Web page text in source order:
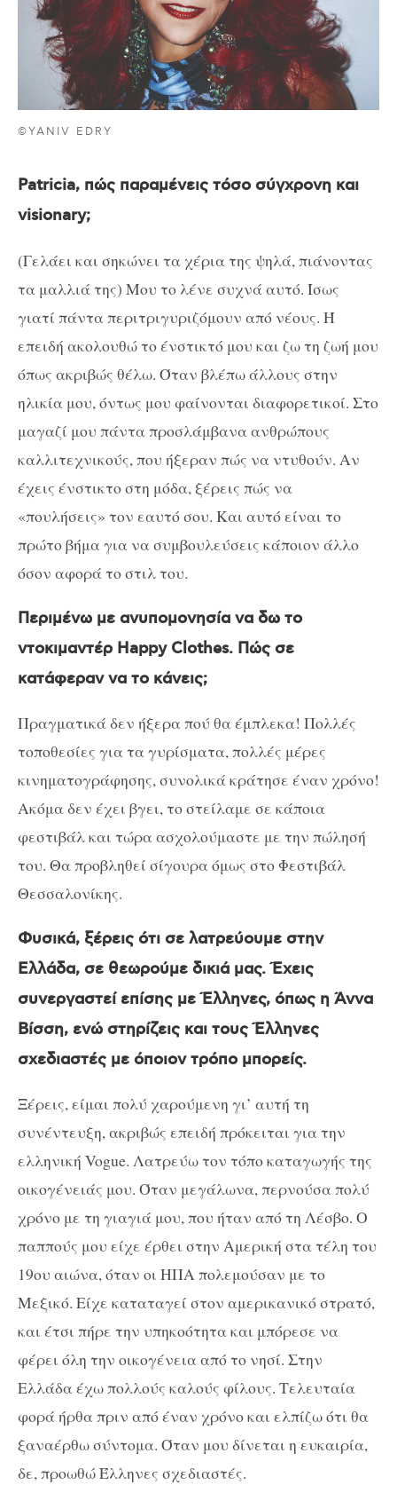
©YANIV EDRY
Patricia, πώς παραμένεις τόσο σύγχρονη και
visionary;
(Γελάει και σηκώνει τα χέρια της ψηλά, πιάνοντας
τα μαλλιά της) Mου το λένε συχνά αυτό. Ίσως
γιατί πάντα περιτριγυριζόμουν από νέους. Ή
επειδή ακολουθώ το ένστικτό μου και ζω τη ζωή μου
όπως ακριβώς θέλω. Όταν βλέπω άλλους στην
ηλικία μου, όντως μου φαίνονται διαφορετικοί. Στο
μαγαζί μου πάντα προσλάμβανα ανθρώπους
καλλιτεχνικούς, που ήξεραν πώς να ντυθούν. Αν
έχεις ένστικτο στη μόδα, ξέρεις πώς να
«πουλήσεις» τον εαυτό σου. Και αυτό είναι το
πρώτο βήμα για να συμβουλεύσεις κάποιον άλλο
όσον αφορά το στιλ του.
Περιμένω με ανυπομονησία να δω το
ντοκιμαντέρ Ηappy Clothes. Πώς σε
κατάφεραν να το κάνεις;
Πραγματικά δεν ήξερα πού θα έμπλεκα! Πολλές
τοποθεσίες για τα γυρίσματα, πολλές μέρες
κινηματογράφησης, συνολικά κράτησε έναν χρόνο!
Ακόμα δεν έχει βγει, το στείλαμε σε κάποια
φεστιβάλ και τώρα ασχολούμαστε με την πώλησή
του. Θα προβληθεί σίγουρα όμως στο Φεστιβάλ
Θεσσαλονίκης.
Φυσικά, ξέρεις ότι σε λατρεύουμε στην
Ελλάδα, σε θεωρούμε δικιά μας. Έχεις
συνεργαστεί επίσης με Έλληνες, όπως η Άννα
Βίσση, ενώ στηρίζεις και τους Έλληνες
σχεδιαστές με όποιον τρόπο μπορείς.
Ξέρεις, είμαι πολύ χαρούμενη γι’ αυτή τη
συνέντευξη, ακριβώς επειδή πρόκειται για την
ελληνική Vogue. Λατρεύω τον τόπο καταγωγής της
οικογένειάς μου. Όταν μεγάλωνα, περνούσα πολύ
χρόνο με τη γιαγιά μου, που ήταν από τη Λέσβο. Ο
παππούς μου είχε έρθει στην Αμερική στα τέλη του
19ου αιώνα, όταν οι ΗΠΑ πολεμούσαν με το
Μεξικό. Είχε καταταγεί στον αμερικανικό στρατό,
και έτσι πήρε την υπηκοότητα και μπόρεσε να
φέρει όλη την οικογένεια από το νησί. Στην
Ελλάδα έχω πολλούς καλούς φίλους. Τελευταία
φορά ήρθα πριν από έναν χρόνο και ελπίζω ότι θα
ξαναέρθω σύντομα. Όταν μου δίνεται η ευκαιρία,
δε, προωθώ Έλληνες σχεδιαστές.